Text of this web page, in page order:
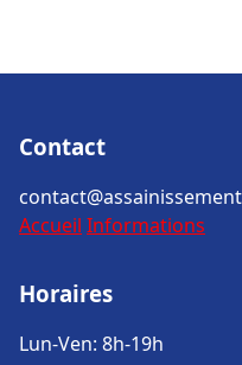
Contact
Accueil Informations
Horaires
Lun-Ven: 8h-19h